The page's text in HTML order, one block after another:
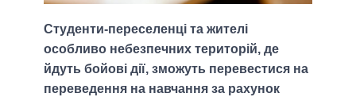
Студенти-переселенці та жителі
особливо небезпечних територій, де
йдуть бойові дії, зможуть перевестися на
переведення на навчання за рахунок